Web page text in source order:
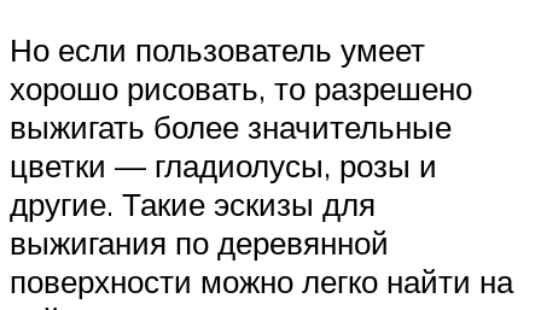
Но если пользователь умеет
хорошо рисовать, то разрешено
выжигать более значительные
цветки — гладиолусы, розы и
другие. Такие эскизы для
выжигания по деревянной
поверхности можно легко найти на